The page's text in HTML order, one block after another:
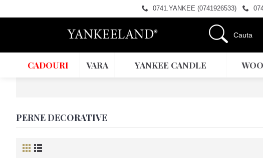
0741.YANKEE (0741926533)
CADOURI VARA YANKEE CANDLE
PERNE DECORATIVE